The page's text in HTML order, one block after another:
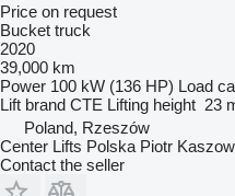
Price on request
Bucket truck
2020
39,000 km
Power 100 kW (136 HP) Load
Lift brand CTE Lifting height 23
Poland, Rzeszów
Center Lifts Polska Piotr
Contact the seller